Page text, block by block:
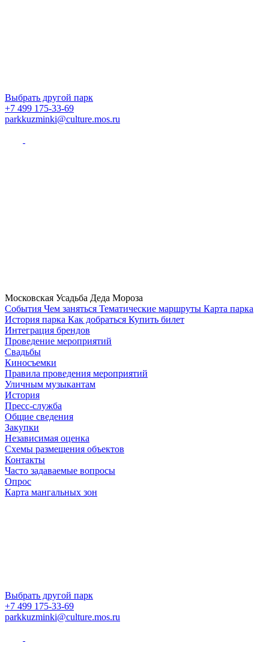
Выбрать другой парк
+7 499 175-33-69
parkkuzminki@culture.mos.ru
Московская Усадьба Деда Мороза
Cобытия Чем заняться Тематические маршруты Карта парка
История парка Как добраться Купить билет
Интеграция брендов
Проведение мероприятий
Свадьбы
Киносъемки
Правила проведения мероприятий
Уличным музыкантам
История
Пресс-служба
Общие сведения
Закупки
Независимая оценка
Схемы размещения объектов
Контакты
Часто задаваемые вопросы
Опрос
Карта мангальных зон
Выбрать другой парк
+7 499 175-33-69
parkkuzminki@culture.mos.ru